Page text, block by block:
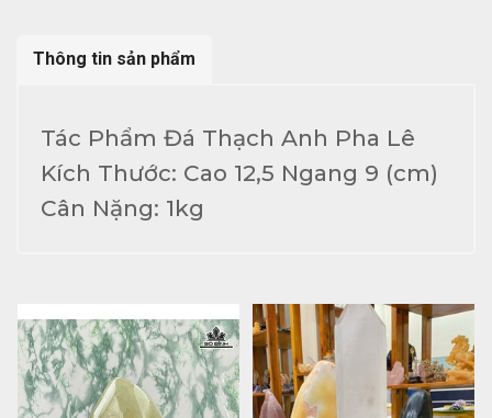
Thông tin sản phẩm
Tác Phẩm Đá Thạch Anh Pha Lê
Kích Thước: Cao 12,5 Ngang 9 (cm)
Cân Nặng: 1kg